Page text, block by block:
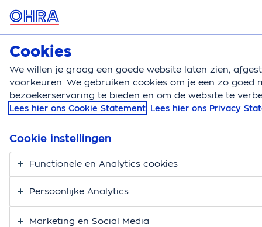
MENU
Woonverzekeringen
Woonverzekeringen Blog Buren en
Gedoe met de buren?
Deze verzekeringen
helpen je.
Cookies
We willen je graag een goede website laten zien,
voorkeuren. We gebruiken cookies om je een zo goed
bezoekerservaring te bieden en om de website te
Lees hier ons Cookie Statement Lees hier ons Privacy
Cookie instellingen
Functionele en Analytics cookies
Persoonlijke Analytics
Marketing en Social Media